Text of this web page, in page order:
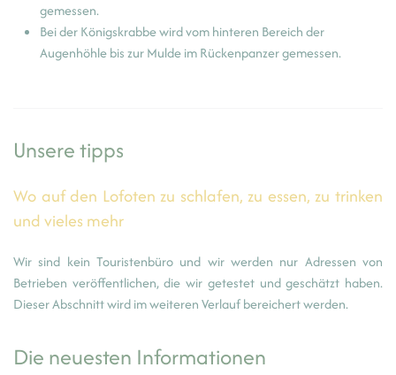
gemessen.
Bei der Königskrabbe wird vom hinteren Bereich der
Augenhöhle bis zur Mulde im Rückenpanzer gemessen.
Unsere tipps
Wo auf den Lofoten zu schlafen, zu essen, zu trinken
und vieles mehr
Wir sind kein Touristenbüro und wir werden nur Adressen von
Betrieben veröffentlichen, die wir getestet und geschätzt haben.
Dieser Abschnitt wird im weiteren Verlauf bereichert werden.
Die neuesten Informationen